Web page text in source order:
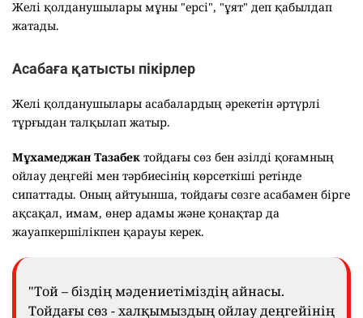
Желі қолданушылары мұны "ерсі", "ұят" деп қабылдап
жатады.
Асабаға қатысты пікірлер
Желі қолданушылары асабалардың әрекетін әртүрлі
тұрғыдан талқылап жатыр.
Мұхамеджан Тазабек тойдағы сөз бен әзілді қоғамның
ойлау деңгейі мен тәрбиесінің көрсеткіші ретінде
сипаттады. Оның айтуынша, тойдағы сөзге асабамен бірге
ақсақал, имам, өнер адамы және қонақтар да
жауапкершілікпен қарауы керек.
"Той – біздің мәдениетіміздің айнасы.
Тойдағы сөз - халқымыздың ойлау деңгейінің